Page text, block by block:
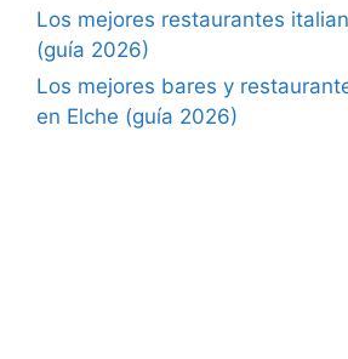
Los mejores restaurantes
(guía 2026)
Los mejores bares y
en Elche (guía 2026)